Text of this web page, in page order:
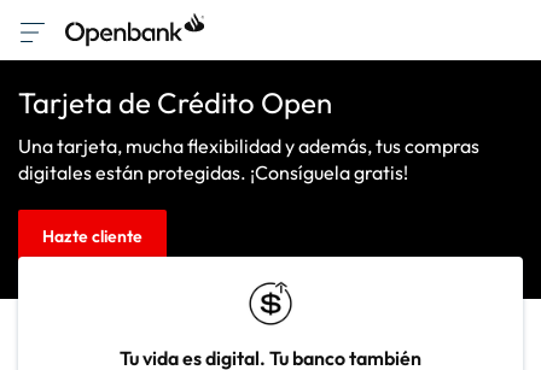
Tarjeta de Crédito Open
Una tarjeta, mucha flexibilidad y además, tus compras
digitales están protegidas. ¡Consíguela gratis!
Hazte cliente
Tu vida es digital. Tu banco también